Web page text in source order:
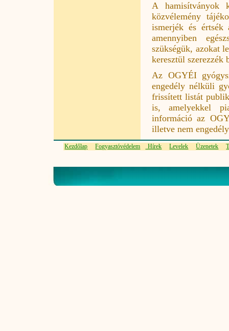
A hamisítványok
közvélemény
ismerjék és értsék
amennyiben
szükségük, azokat
keresztül szerezzék
Az OGYÉI
engedély nélküli
frissített listát
is, amelyekkel
információ az
illetve nem
Kezdőlap Fogyasztóvédelem Hírek Levelek Üzenetek